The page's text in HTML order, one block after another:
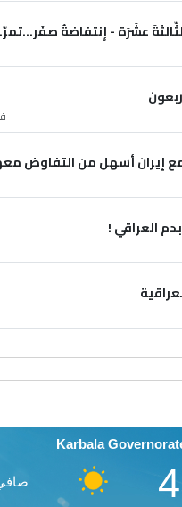
عشَرَة - إِنتفاضةُ
مع إيران أسهل من التفاوض
العراقي !
Karbala